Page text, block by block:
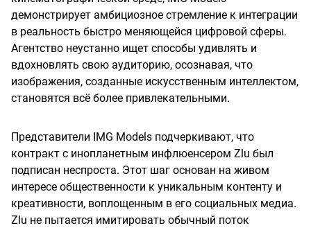
демонстрирует амбициозное стремление к интеграции
в реальность быстро меняющейся цифровой сферы.
Агентство неустанно ищет способы удивлять и
вдохновлять свою аудиторию, осознавая, что
изображения, созданные искусственным интеллектом,
становятся всё более привлекательными.
Представители IMG Models подчеркивают, что
контракт с инопланетным инфлюенсером Zlu был
подписан неспроста. Этот шаг основан на живом
интересе общественности к уникальным контенту и
креативности, воплощенным в его социальных медиа.
Zlu не пытается имитировать обычный поток